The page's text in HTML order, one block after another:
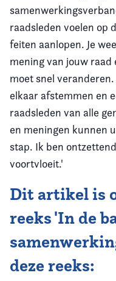
raadsleden voelen op
feiten aanlopen. Je
mening van jouw
moet snel
elkaar afstemmen en
raadsleden van alle
en meningen kunnen
stap. Ik ben
voortvloeit.'
Dit artikel is
reeks 'In de
deze reeks: